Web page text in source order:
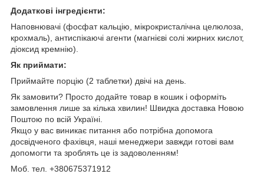
Додаткові інгредієнти:
Наповнювачі (фосфат кальцію, мікрокристалічна целюлоза,
крохмаль), антиспікаючі агенти (магнієві солі жирних кислот,
діоксид кремнію).
Як приймати:
Приймайте порцію (2 таблетки) двічі на день.
Як замовити? Просто додайте товар в кошик і оформіть
замовлення лише за кілька хвилин! Швидка доставка Новою
Поштою по всій Україні.
Якщо у вас виникає питання або потрібна допомога
досвідченого фахівця, наші менеджери завжди готові вам
допомогти та зроблять це із задоволенням!
Моб. тел. +380675371912